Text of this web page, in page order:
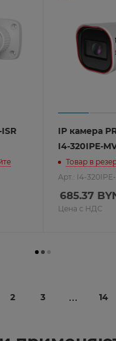
IP камера
I4-320IPE-
Товар в
Арт.: I4-
685.37
Цена с НДС
2 3 14